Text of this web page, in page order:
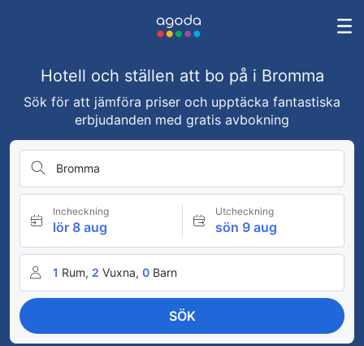
Hotell och ställen att bo på i Bromma
Sök för att jämföra priser och upptäcka fantastiska
erbjudanden med gratis avbokning
Bromma
Incheckning
lör 8 aug
Utcheckning
sön 9 aug
1 Rum, 2 Vuxna, 0 Barn
SÖK